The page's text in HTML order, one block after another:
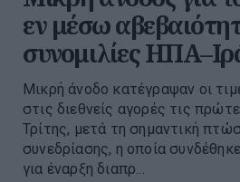
εν μέσω
συνομιλίες
Μικρή άνοδο κατέγραψαν οι
στις διεθνείς αγορές τις
Τρίτης, μετά τη σημαντική
συνεδρίασης, η οποία
για έναρξη διαπρ...